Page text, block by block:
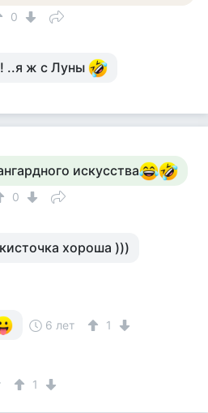
0
! ..я ж с Луны
искусства
0
хороша )))
6 лет 1
1